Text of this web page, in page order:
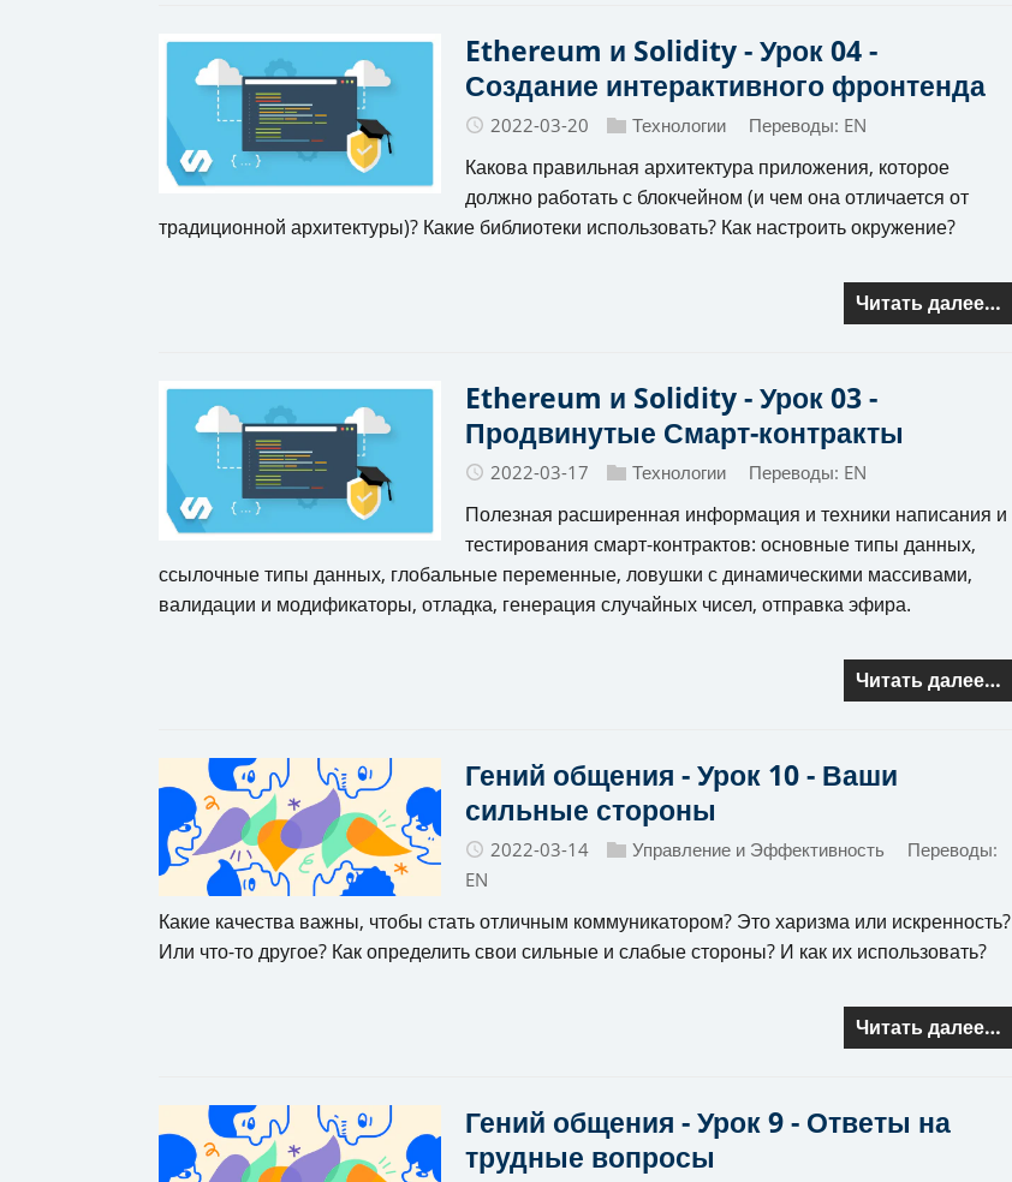
Ethereum и Solidity - Урок 04 -
Создание интерактивного фронтенда
2022-03-20 Технологии Переводы: EN
Какова правильная архитектура приложения, которое
должно работать с блокчейном (и чем она отличается от
традиционной архитектуры)? Какие библиотеки использовать? Как настроить окружение?
Читать далее…
Ethereum и Solidity - Урок 03 -
Продвинутые Смарт-контракты
2022-03-17 Технологии Переводы: EN
Полезная расширенная информация и техники написания и
тестирования смарт-контрактов: основные типы данных,
ссылочные типы данных, глобальные переменные, ловушки с динамическими массивами,
валидации и модификаторы, отладка, генерация случайных чисел, отправка эфира.
Читать далее…
Гений общения - Урок 10 - Ваши
сильные стороны
2022-03-14 Управление и Эффективность
Переводы:
EN
Какие качества важны, чтобы стать отличным коммуникатором? Это харизма или искренность?
Или что-то другое? Как определить свои сильные и слабые стороны? И как их использовать?
Читать далее…
Гений общения - Урок 9 - Ответы на
трудные вопросы